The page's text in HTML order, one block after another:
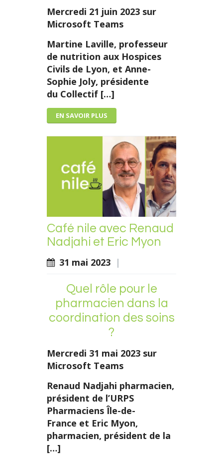
Mercredi 21 juin 2023 sur
Microsoft Teams
Martine Laville, professeur
de nutrition aux Hospices
Civils de Lyon, et Anne-
Sophie Joly, présidente
du Collectif […]
EN SAVOIR PLUS
Café nile avec Renaud
Nadjahi et Eric Myon
31 mai 2023 |
Quel rôle pour le
pharmacien dans la
coordination des soins
?
Mercredi 31 mai 2023 sur
Microsoft Teams
Renaud Nadjahi pharmacien,
président de l’URPS
Pharmaciens Île-de-
France et Eric Myon,
pharmacien, président de la
[…]